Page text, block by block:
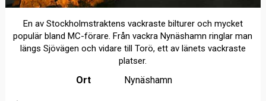
En av Stockholmstraktens vackraste bilturer och mycket
populär bland MC-förare. Från vackra Nynäshamn ringlar man
längs Sjövägen och vidare till Torö, ett av länets vackraste
platser.
Ort Nynäshamn